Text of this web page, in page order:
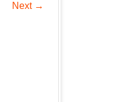
Next →